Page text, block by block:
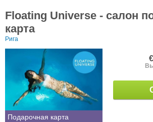
Floating Universe - салон
карта
Рига
Подарочная карта